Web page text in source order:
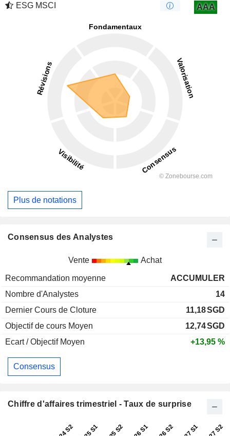
ESG MSCI
AAA
Plus de notations
Consensus des Analystes
Vente Achat
Recommandation moyenne
ACCUMULER
Nombre d'Analystes
14
Dernier Cours de Cloture
11,18SGD
Objectif de cours Moyen
12,74SGD
Ecart / Objectif Moyen
+13,95 %
Consensus
Chiffre d'affaires trimestriel - Taux de surprise